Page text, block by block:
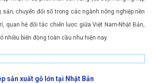
sản; chuyển đổi số trong các ngành nông nghiệp nền
quan hệ đối tác chiến lược giữa Việt Nam-Nhật Bản,
nhiều biến động toàn cầu như hiện nay.
sản xuất gỗ lớn tại Nhật Bản